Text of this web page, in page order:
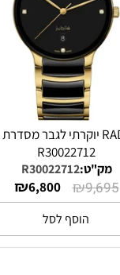
R30022712
מק"ט:R30022712
₪9,695
₪6,800
הוסף לסל